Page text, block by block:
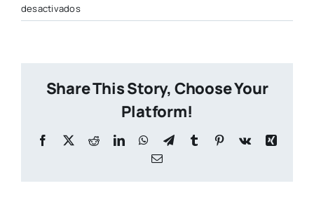
desactivadosen
Cullera1_web.jpg
Share This Story, Choose Your
Platform!
Facebook
X RedditLinkedInWhatsApp
TelegramTumblr Pinterest
Vk
Xing
Correo